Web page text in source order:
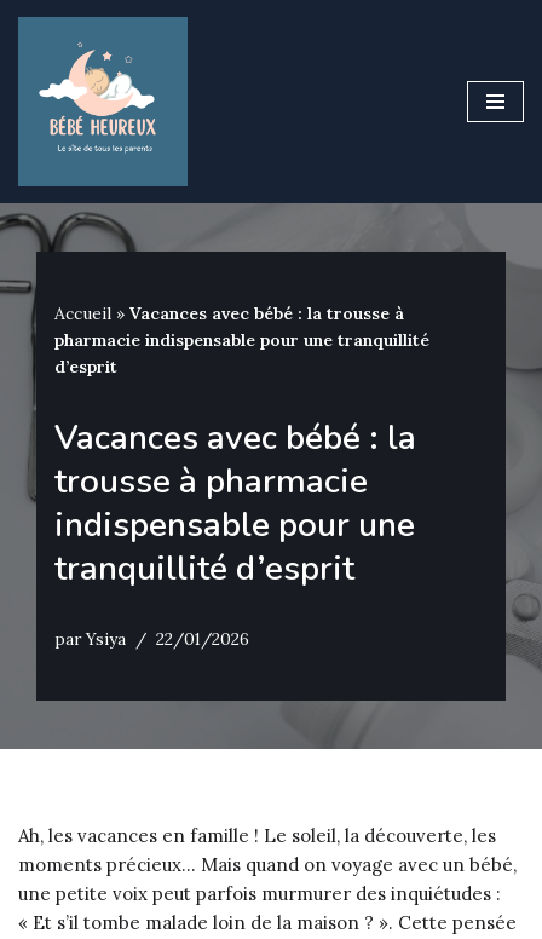
contenu
Accueil » Vacances avec bébé : la trousse à
pharmacie indispensable pour une tranquillité
d’esprit
Vacances avec bébé : la
trousse à pharmacie
indispensable pour une
tranquillité d’esprit
parYsiya 22/01/2026
Ah, les vacances en famille ! Le soleil, la découverte, les
moments précieux… Mais quand on voyage avec un bébé,
une petite voix peut parfois murmurer des inquiétudes :
« Et s’il tombe malade loin de la maison ? ». Cette pensée